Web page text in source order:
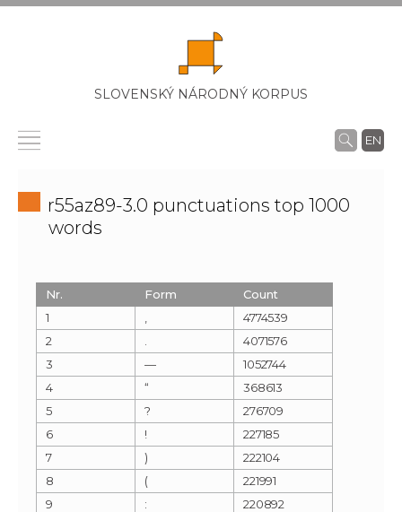
SLOVENSKÝ NÁRODNÝ KORPUS
EN
r55az89-3.0 punctuations top 1000
words
Nr. Form
Count
1
4774539
2
4071576
3
—
1052744
4
“
368613
5
?
276709
6
!
227185
7
)
222104
8
(
221991
9
:
220892